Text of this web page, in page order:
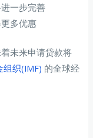
一步完善
多优惠
未来申请贷款将
组织(IMF) 的全球经